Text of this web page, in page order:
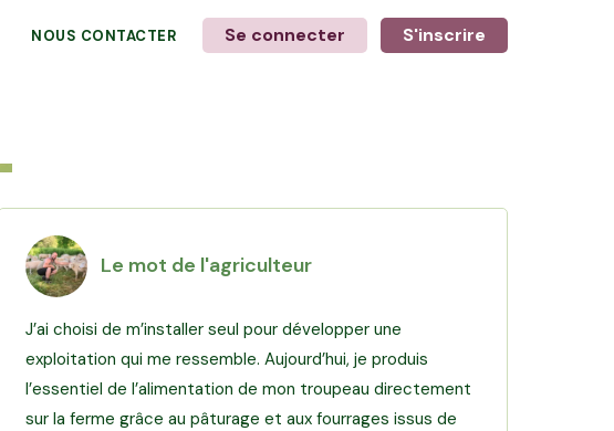
NOUS CONTACTER Se connecter S'inscrire
Le mot de l'agriculteur
J’ai choisi de m’installer seul pour développer une
exploitation qui me ressemble. Aujourd’hui, je produis
l’essentiel de l’alimentation de mon troupeau directement
sur la ferme grâce au pâturage et aux fourrages issus de